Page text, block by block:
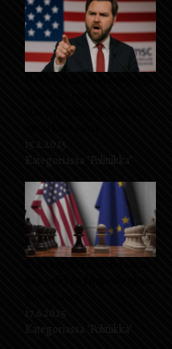
15.2.2025
Kategoriassa "Politiikka"
17.6.2025
Kategoriassa "Politiikka"